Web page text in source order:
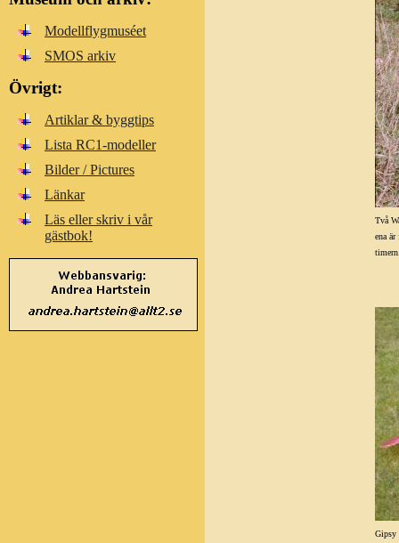
Två
ena
Gipsy
Modellflygmuséet
SMOS arkiv
Övrigt:
Artiklar & byggtips
Lista RC1-modeller
Bilder / Pictures
Länkar
Läs eller skriv i vår
gästbok!